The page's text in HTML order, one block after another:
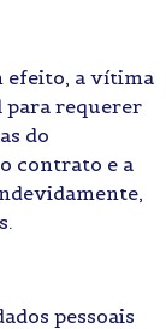
efeito, a vítima
para requerer
do
contrato e a
pessoais